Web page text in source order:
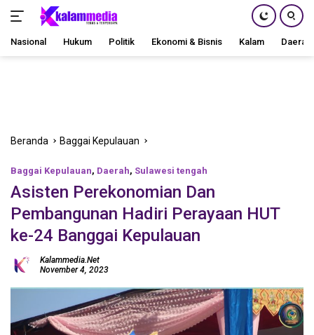
Nasional Hukum Politik Ekonomi & Bisnis Kalam Daerah
Beranda Baggai Kepulauan
Baggai Kepulauan, Daerah, Sulawesi tengah
Asisten Perekonomian Dan
Pembangunan Hadiri Perayaan HUT
ke-24 Banggai Kepulauan
Kalammedia.net
November 4, 2023